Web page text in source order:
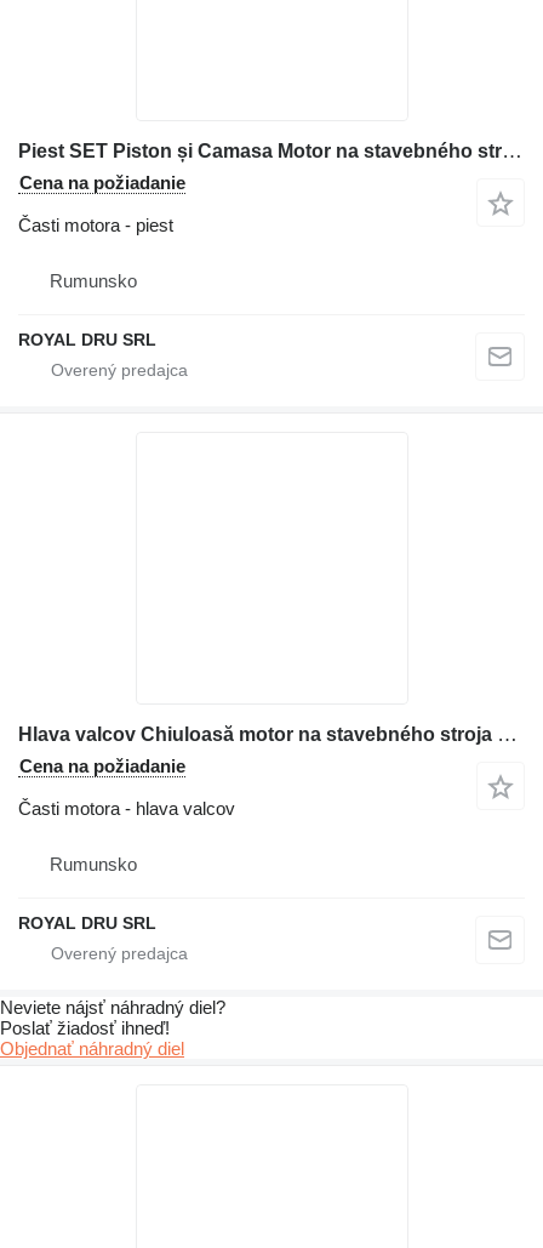
Piest SET Piston și Camasa Motor na stavebného stroja Deutz BF8M1015CP
Cena na požiadanie
Časti motora - piest
Rumunsko
ROYAL DRU SRL
Hlava valcov Chiuloasă motor na stavebného stroja Deutz BF8M1015CP
Cena na požiadanie
Časti motora - hlava valcov
Rumunsko
ROYAL DRU SRL
Neviete nájsť náhradný diel?
Poslať žiadosť ihneď!
Objednať náhradný diel